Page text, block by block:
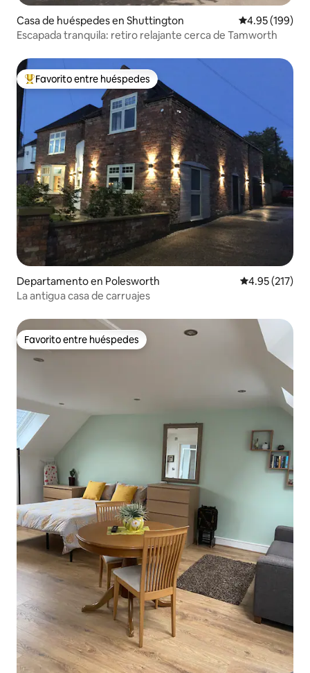
Casa de huéspedes en Shuttington Calificación
4.95 (199)
Escapada tranquila: retiro relajante cerca de Tamworth
De los mejores en Favorito entre huéspedes
Favorito entre huéspedes
Departamento en Polesworth Calificación
4.95 (217)
La antigua casa de carruajes
Favorito entre huéspedes
Favorito entre huéspedes